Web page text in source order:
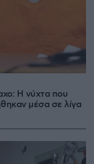
Η νύχτα που
μέσα σε λίγα